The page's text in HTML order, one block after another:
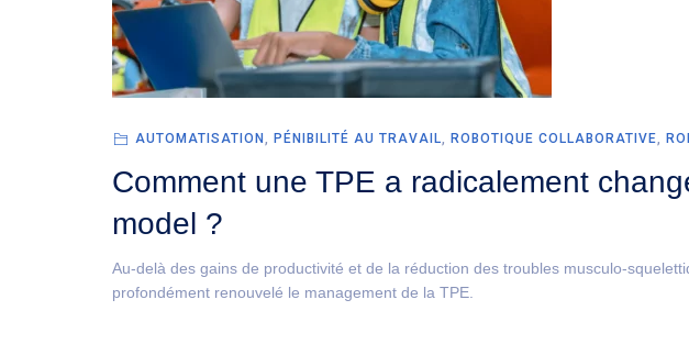
AUTOMATISATION , PÉNIBILITÉ AU TRAVAIL, ROBOTIQUE COLLABORATIVE,
Comment une TPE a radicalement
model ?
Au-delà des gains de productivité et de la réduction des troubles musculo-
profondément renouvelé le management de la TPE.